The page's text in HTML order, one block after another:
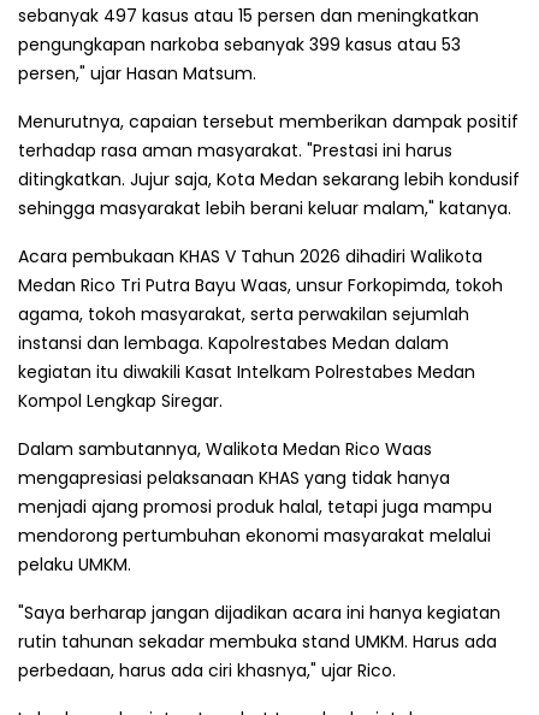
sebanyak 497 kasus atau 15 persen dan meningkatkan
pengungkapan narkoba sebanyak 399 kasus atau 53
persen," ujar Hasan Matsum.
Menurutnya, capaian tersebut memberikan dampak positif
terhadap rasa aman masyarakat. "Prestasi ini harus
ditingkatkan. Jujur saja, Kota Medan sekarang lebih kondusif
sehingga masyarakat lebih berani keluar malam," katanya.
Acara pembukaan KHAS V Tahun 2026 dihadiri Walikota
Medan Rico Tri Putra Bayu Waas, unsur Forkopimda, tokoh
agama, tokoh masyarakat, serta perwakilan sejumlah
instansi dan lembaga. Kapolrestabes Medan dalam
kegiatan itu diwakili Kasat Intelkam Polrestabes Medan
Kompol Lengkap Siregar.
Dalam sambutannya, Walikota Medan Rico Waas
mengapresiasi pelaksanaan KHAS yang tidak hanya
menjadi ajang promosi produk halal, tetapi juga mampu
mendorong pertumbuhan ekonomi masyarakat melalui
pelaku UMKM.
"Saya berharap jangan dijadikan acara ini hanya kegiatan
rutin tahunan sekadar membuka stand UMKM. Harus ada
perbedaan, harus ada ciri khasnya," ujar Rico.